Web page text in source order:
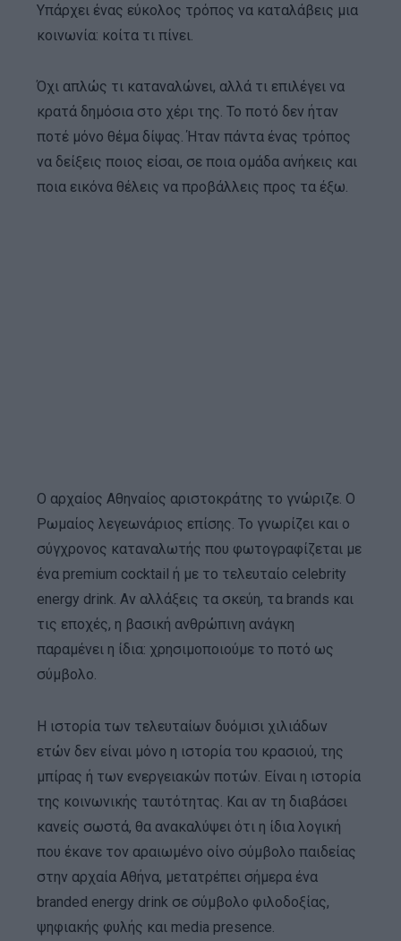
Υπάρχει ένας εύκολος τρόπος να καταλάβεις μια
κοινωνία: κοίτα τι πίνει.
Όχι απλώς τι καταναλώνει, αλλά τι επιλέγει να
κρατά δημόσια στο χέρι της. Το ποτό δεν ήταν
ποτέ μόνο θέμα δίψας. Ήταν πάντα ένας τρόπος
να δείξεις ποιος είσαι, σε ποια ομάδα ανήκεις και
ποια εικόνα θέλεις να προβάλλεις προς τα έξω.
Ο αρχαίος Αθηναίος αριστοκράτης το γνώριζε. Ο
Ρωμαίος λεγεωνάριος επίσης. Το γνωρίζει και ο
σύγχρονος καταναλωτής που φωτογραφίζεται με
ένα premium cocktail ή με το τελευταίο celebrity
energy drink. Αν αλλάξεις τα σκεύη, τα brands και
τις εποχές, η βασική ανθρώπινη ανάγκη
παραμένει η ίδια: χρησιμοποιούμε το ποτό ως
σύμβολο.
Η ιστορία των τελευταίων δυόμισι χιλιάδων
ετών δεν είναι μόνο η ιστορία του κρασιού, της
μπίρας ή των ενεργειακών ποτών. Είναι η ιστορία
της κοινωνικής ταυτότητας. Και αν τη διαβάσει
κανείς σωστά, θα ανακαλύψει ότι η ίδια λογική
που έκανε τον αραιωμένο οίνο σύμβολο παιδείας
στην αρχαία Αθήνα, μετατρέπει σήμερα ένα
branded energy drink σε σύμβολο φιλοδοξίας,
ψηφιακής φυλής και media presence.